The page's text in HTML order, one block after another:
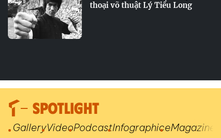
thoại võ thuật Lý Tiểu Long
SPOTLIGHT
GalleryVideoPodcastInfographiceMagazine